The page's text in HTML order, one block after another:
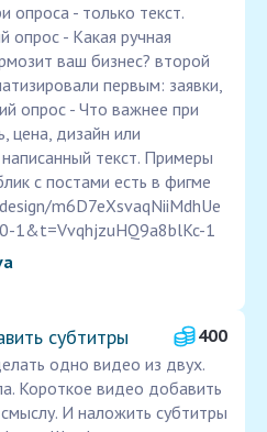
опроса - только текст.
опрос - Какая ручная
ваш бизнес? второй
первым: заявки,
опрос - Что важнее при
цена, дизайн или
текст. Примеры
с постами есть в фигме
m6D7eXsvaqNiiMdhUe
1&t=VvqhjzuHQ9a8blKc-1
субтитры
400
одно видео из двух.
Короткое видео добавить
И наложить субтитры